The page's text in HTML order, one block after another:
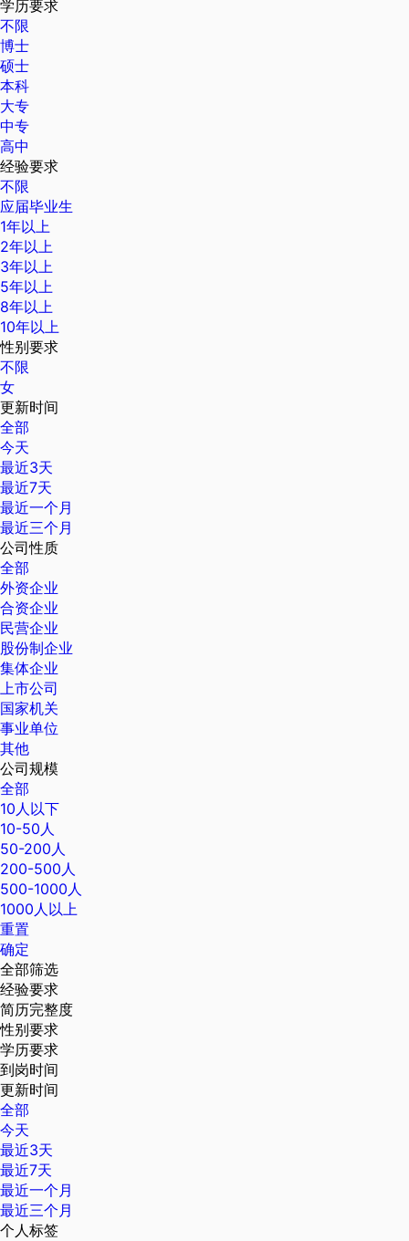
学历要求
不限
博士
硕士
本科
大专
中专
高中
经验要求
不限
应届毕业生
1年以上
2年以上
3年以上
5年以上
8年以上
10年以上
性别要求
不限
女
更新时间
全部
今天
最近3天
最近7天
最近一个月
最近三个月
公司性质
全部
外资企业
合资企业
民营企业
股份制企业
集体企业
上市公司
国家机关
事业单位
其他
公司规模
全部
10人以下
10-50人
50-200人
200-500人
500-1000人
1000人以上
重置
确定
全部筛选
经验要求
简历完整度
性别要求
学历要求
到岗时间
更新时间
全部
今天
最近3天
最近7天
最近一个月
最近三个月
个人标签